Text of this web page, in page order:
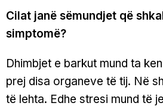
Cilat janë sëmundjet që
simptomë?
Dhimbjet e barkut mund ta
prej disa organeve të tij. Në
të lehta. Edhe stresi mund të